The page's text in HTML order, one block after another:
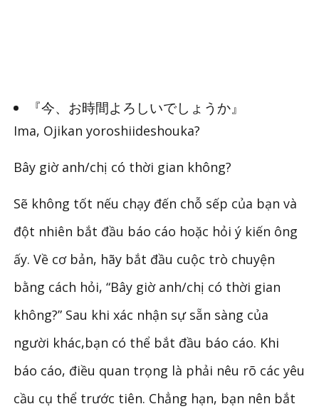
『今、お時間よろしいでしょうか』
Ima, Ojikan yoroshiideshouka?
Bây giờ anh/chị có thời gian không?
Sẽ không tốt nếu chạy đến chỗ sếp của bạn và
đột nhiên bắt đầu báo cáo hoặc hỏi ý kiến ​​ông
ấy. Về cơ bản, hãy bắt đầu cuộc trò chuyện
bằng cách hỏi, “Bây giờ anh/chị có thời gian
không?” Sau khi xác nhận sự sẵn sàng của
người khác,bạn có thể bắt đầu báo cáo. Khi
báo cáo, điều quan trọng là phải nêu rõ các yêu
cầu cụ thể trước tiên. Chẳng hạn, bạn nên bắt